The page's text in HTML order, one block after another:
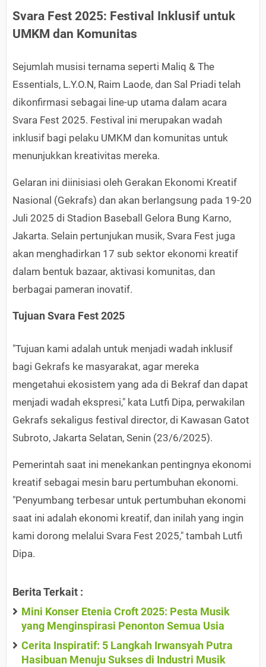
Svara Fest 2025: Festival Inklusif untuk
UMKM dan Komunitas
Sejumlah musisi ternama seperti Maliq & The
Essentials, L.Y.O.N, Raim Laode, dan Sal Priadi telah
dikonfirmasi sebagai line-up utama dalam acara
Svara Fest 2025. Festival ini merupakan wadah
inklusif bagi pelaku UMKM dan komunitas untuk
menunjukkan kreativitas mereka.
Gelaran ini diinisiasi oleh Gerakan Ekonomi Kreatif
Nasional (Gekrafs) dan akan berlangsung pada 19-20
Juli 2025 di Stadion Baseball Gelora Bung Karno,
Jakarta. Selain pertunjukan musik, Svara Fest juga
akan menghadirkan 17 sub sektor ekonomi kreatif
dalam bentuk bazaar, aktivasi komunitas, dan
berbagai pameran inovatif.
Tujuan Svara Fest 2025
"Tujuan kami adalah untuk menjadi wadah inklusif
bagi Gekrafs ke masyarakat, agar mereka
mengetahui ekosistem yang ada di Bekraf dan dapat
menjadi wadah ekspresi," kata Lutfi Dipa, perwakilan
Gekrafs sekaligus festival director, di Kawasan Gatot
Subroto, Jakarta Selatan, Senin (23/6/2025).
Pemerintah saat ini menekankan pentingnya ekonomi
kreatif sebagai mesin baru pertumbuhan ekonomi.
"Penyumbang terbesar untuk pertumbuhan ekonomi
saat ini adalah ekonomi kreatif, dan inilah yang ingin
kami dorong melalui Svara Fest 2025," tambah Lutfi
Dipa.
Berita Terkait :
Mini Konser Etenia Croft 2025: Pesta Musik
yang Menginspirasi Penonton Semua Usia
Cerita Inspiratif: 5 Langkah Irwansyah Putra
Hasibuan Menuju Sukses di Industri Musik